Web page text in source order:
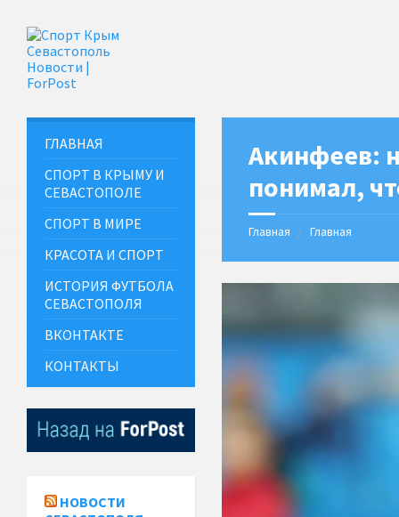
Акинфеев:
понимал,
Главная Главная
ГЛАВНАЯ
СПОРТ В КРЫМУ И
СЕВАСТОПОЛЕ
СПОРТ В МИРЕ
КРАСОТА И СПОРТ
ИСТОРИЯ ФУТБОЛА
СЕВАСТОПОЛЯ
ВКОНТАКТЕ
КОНТАКТЫ
НОВОСТИ